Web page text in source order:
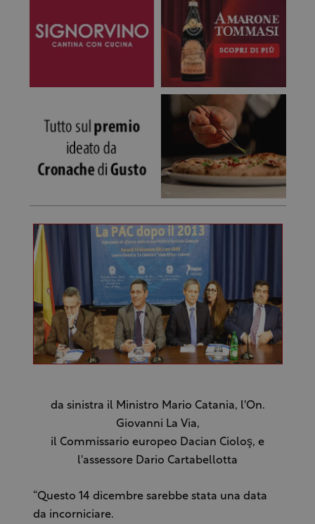
da sinistra il Ministro Mario Catania, l'On.
Giovanni La Via,
il Commissario europeo Dacian Cioloş, e
l'assessore Dario Cartabellotta
“Questo 14 dicembre sarebbe stata una data
da incorniciare.